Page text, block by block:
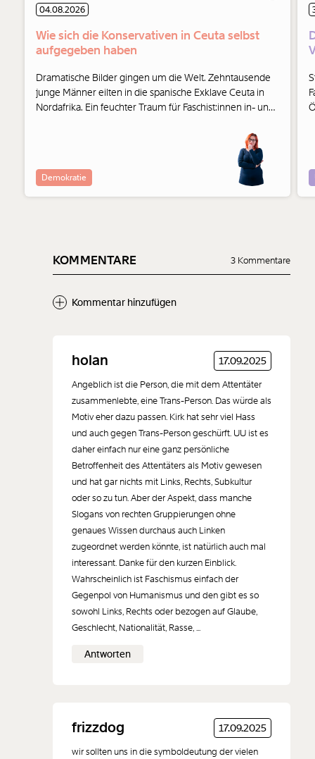
04.08.2026
Wie sich die Konservativen in Ceuta selbst
aufgegeben haben
Dramatische Bilder gingen um die Welt. Zehntausende
junge Männer eilten in die spanische Exklave Ceuta in
Nordafrika. Ein feuchter Traum für Faschist:innen in- und
Demokratie
KOMMENTARE 3 Kommentare
Kommentar hinzufügen
Neuen Kommentar
Der Inhalt dieses Feldes wird nicht öffentlich zugänglich angezeigt.
holan 17.09.2025
Angeblich ist die Person, die mit dem Attentäter
zusammenlebte, eine Trans-Person. Das würde als
Motiv eher dazu passen. Kirk hat sehr viel Hass
und auch gegen Trans-Person geschürft. UU ist es
daher einfach nur eine ganz persönliche
Betroffenheit des Attentäters als Motiv gewesen
und hat gar nichts mit Links, Rechts, Subkultur
oder so zu tun. Aber der Aspekt, dass manche
Slogans von rechten Gruppierungen ohne
genaues Wissen durchaus auch Linken
zugeordnet werden könnte, ist natürlich auch mal
interessant. Danke für den kurzen Einblick.
Wahrscheinlich ist Faschismus einfach der
Gegenpol von Humanismus und den gibt es so
sowohl Links, Rechts oder bezogen auf Glaube,
Geschlecht, Nationalität, Rasse, ...
Antworten
frizzdog 17.09.2025
wir sollten uns in die symboldeutung der vielen